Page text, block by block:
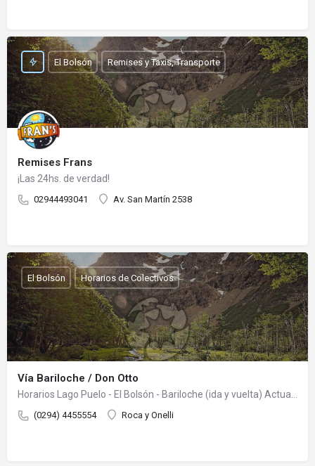
Remises Frans
¡Las 24hs. de verdad!
02944493041 Av. San Martín 2538
El Bolsón Remises y Taxis, Transporte
Vía Bariloche / Don Otto
Horarios Lago Puelo - El Bolsón - Bariloche (ida y vuelta) Actualizados 20/01/2021 Consulte al teléfono de la…
(0294) 4455554 Roca y Onelli
El Bolsón Horarios de Colectivos